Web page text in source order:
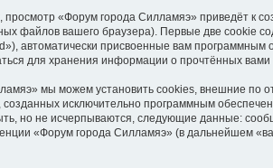
«Форум города Силламяэ» приведёт к
файлов вашего браузера). Первые две cookie
автоматически присвоенные вам
для хранения информации о прочтённых
мы можем установить cookies, внешние по
созданных исключительно программным
но не исчерпываются, следующие данные:
«Форум города Силламяэ» (в дальнейшем